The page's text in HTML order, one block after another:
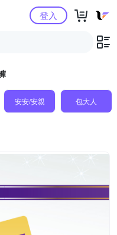
購物中心登入
安安/安親 包大人